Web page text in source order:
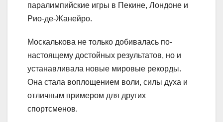
паралимпийские игры в Пекине, Лондоне и
Рио-де-Жанейро.
Москалькова не только добивалась по-
настоящему достойных результатов, но и
устанавливала новые мировые рекорды.
Она стала воплощением воли, силы духа и
отличным примером для других
спортсменов.